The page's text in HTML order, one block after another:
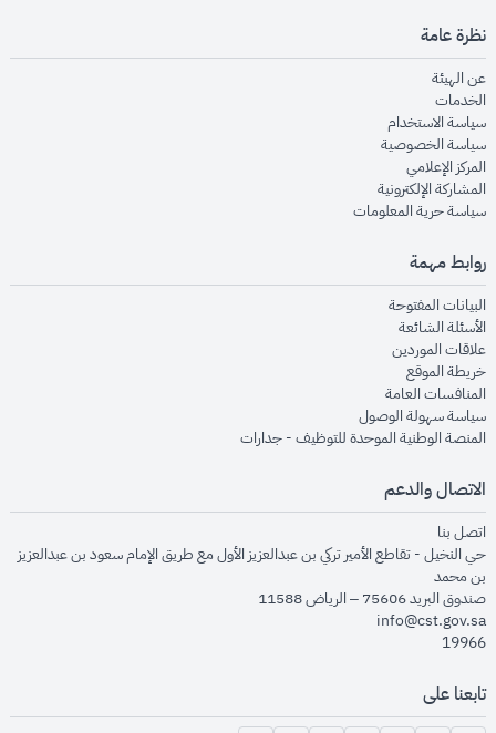
نظرة عامة
عن الهيئةopens in new window
الخدماتopens in new window
سياسة الاستخدام
سياسة الخصوصيةopens in new window
المركز الإعلاميopens in new window
المشاركة الإلكترونيةopens in new window
سياسة حرية المعلوماتopens in new window
روابط مهمة
البيانات المفتوحةopens in new window
الأسئلة الشائعةopens in new window
علاقات الموردينopens in new window
خريطة الموقعopens in new window
المنافسات العامةopens in new window
سياسة سهولة الوصولopens in new window
المنصة الوطنية الموحدة للتوظيف - جداراتopens in new window
الاتصال والدعم
اتصل بنا
حي النخيل - تقاطع الأمير تركي بن عبدالعزيز الأول مع طريق الإمام سعود بن عبدالعزيز
بن محمد
صندوق البريد 75606 – الرياض 11588
info@cst.gov.sa
19966
تابعنا على